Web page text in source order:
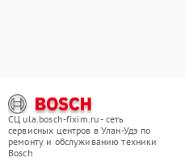
СЦ ula.bosch-fixim.ru - сеть
сервисных центров в Улан-Удэ по
ремонту и обслуживанию техники
Bosch